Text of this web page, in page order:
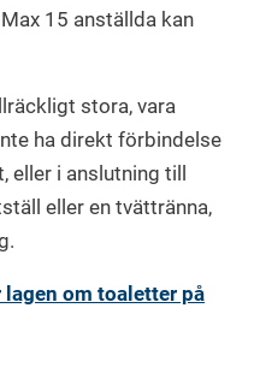
15 anställda kan
stora, vara
ha direkt förbindelse
i anslutning till
eller en tvättränna,
lagen om toaletter på